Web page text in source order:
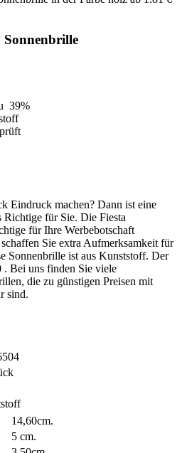
39%
Eindruck machen? Dann ist eine
Richtige für Sie. Die Fiesta
für Ihre Werbebotschaft
Sie extra Aufmerksamkeit für
Sonnenbrille ist aus Kunststoff. Der
Bei uns finden Sie viele
die zu günstigen Preisen mit
sind.
14,60cm.
5 cm.